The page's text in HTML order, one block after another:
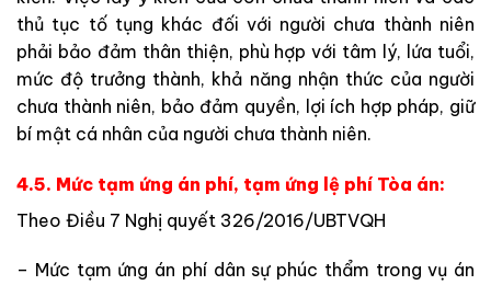
thủ tục tố tụng khác đối với người chưa thành niên
phải bảo đảm thân thiện, phù hợp với tâm lý, lứa tuổi,
mức độ trưởng thành, khả năng nhận thức của người
chưa thành niên, bảo đảm quyền, lợi ích hợp pháp, giữ
bí mật cá nhân của người chưa thành niên.
4.5. Mức tạm ứng án phí, tạm ứng lệ phí Tòa án:
Theo Điều 7 Nghị quyết 326/2016/UBTVQH
– Mức tạm ứng án phí dân sự phúc thẩm trong vụ án